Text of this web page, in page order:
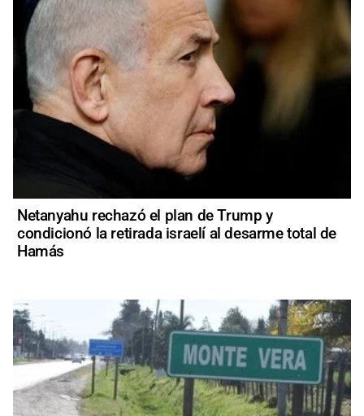
Netanyahu rechazó el plan de Trump y
condicionó la retirada israelí al desarme total de
Hamás